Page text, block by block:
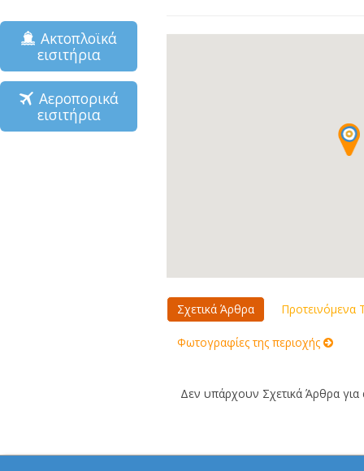
Ακτοπλοϊκά
εισιτήρια
Αεροπορικά
εισιτήρια
Σχετικά Άρθρα Προτεινόμενα
Φωτογραφίες της περιοχής
Δεν υπάρχουν Σχετικά Άρθρα για